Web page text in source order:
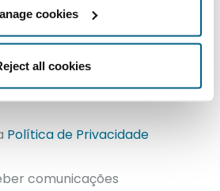
cookies
all cookies
ficheiro aqui
Política de Privacidade
comunicações